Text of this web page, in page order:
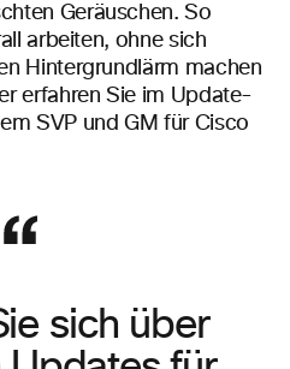
Geräuschen. So
arbeiten, ohne sich
Hintergrundlärm machen
erfahren Sie im Update-
SVP und GM für Cisco
sich über